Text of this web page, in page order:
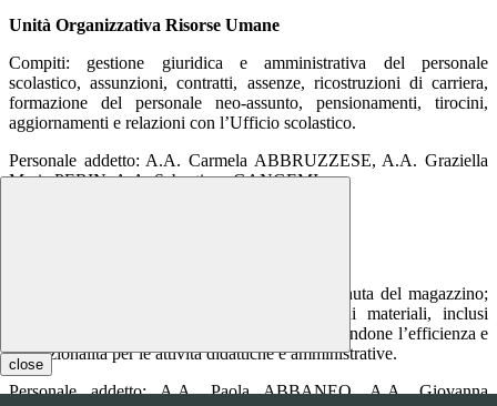
close
Unità Organizzativa Risorse Umane
Compiti: gestione giuridica e amministrativa del personale
scolastico, assunzioni, contratti, assenze, ricostruzioni di carriera,
formazione del personale neo-assunto, pensionamenti, tirocini,
aggiornamenti e relazioni con l’Ufficio scolastico.
Personale addetto: A.A. Carmela ABBRUZZESE, A.A. Graziella
Maria PERIN, A.A. Sebastiana GANGEMI
Compiti: gestione delle procedure negoziali; tenuta del magazzino;
manutenzione e ottimizzazione delle dotazioni materiali, inclusi
arredi, attrezzature, spazi e infrastrutture, garantendone l’efficienza e
la funzionalità per le attività didattiche e amministrative.
Personale addetto: A.A. Paola ABBANEO, A.A. Giovanna